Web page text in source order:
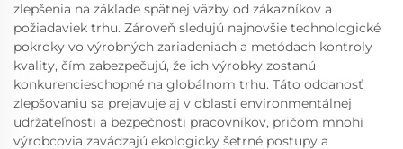
zlepšenia na základe spätnej väzby od zákazníkov a
požiadaviek trhu. Zároveň sledujú najnovšie technologické
pokroky vo výrobných zariadeniach a metódach kontroly
kvality, čím zabezpečujú, že ich výrobky zostanú
konkurencieschopné na globálnom trhu. Táto oddanosť
zlepšovaniu sa prejavuje aj v oblasti environmentálnej
udržateľnosti a bezpečnosti pracovníkov, pričom mnohí
výrobcovia zavádzajú ekologicky šetrné postupy a